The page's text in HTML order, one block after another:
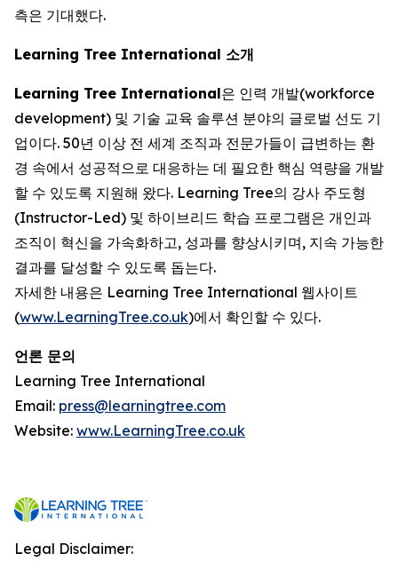
측은 기대했다.
Learning Tree International 소개
Learning Tree International은 인력 개발(workforce
development) 및 기술 교육 솔루션 분야의 글로벌 선도 기
업이다. 50년 이상 전 세계 조직과 전문가들이 급변하는 환
경 속에서 성공적으로 대응하는 데 필요한 핵심 역량을 개발
할 수 있도록 지원해 왔다. Learning Tree의 강사 주도형
(Instructor-Led) 및 하이브리드 학습 프로그램은 개인과
조직이 혁신을 가속화하고, 성과를 향상시키며, 지속 가능한
결과를 달성할 수 있도록 돕는다.
자세한 내용은 Learning Tree International 웹사이트
(www.LearningTree.co.uk)에서 확인할 수 있다.
언론 문의
Learning Tree International
Email: press@learningtree.com
Website: www.LearningTree.co.uk
Legal Disclaimer: